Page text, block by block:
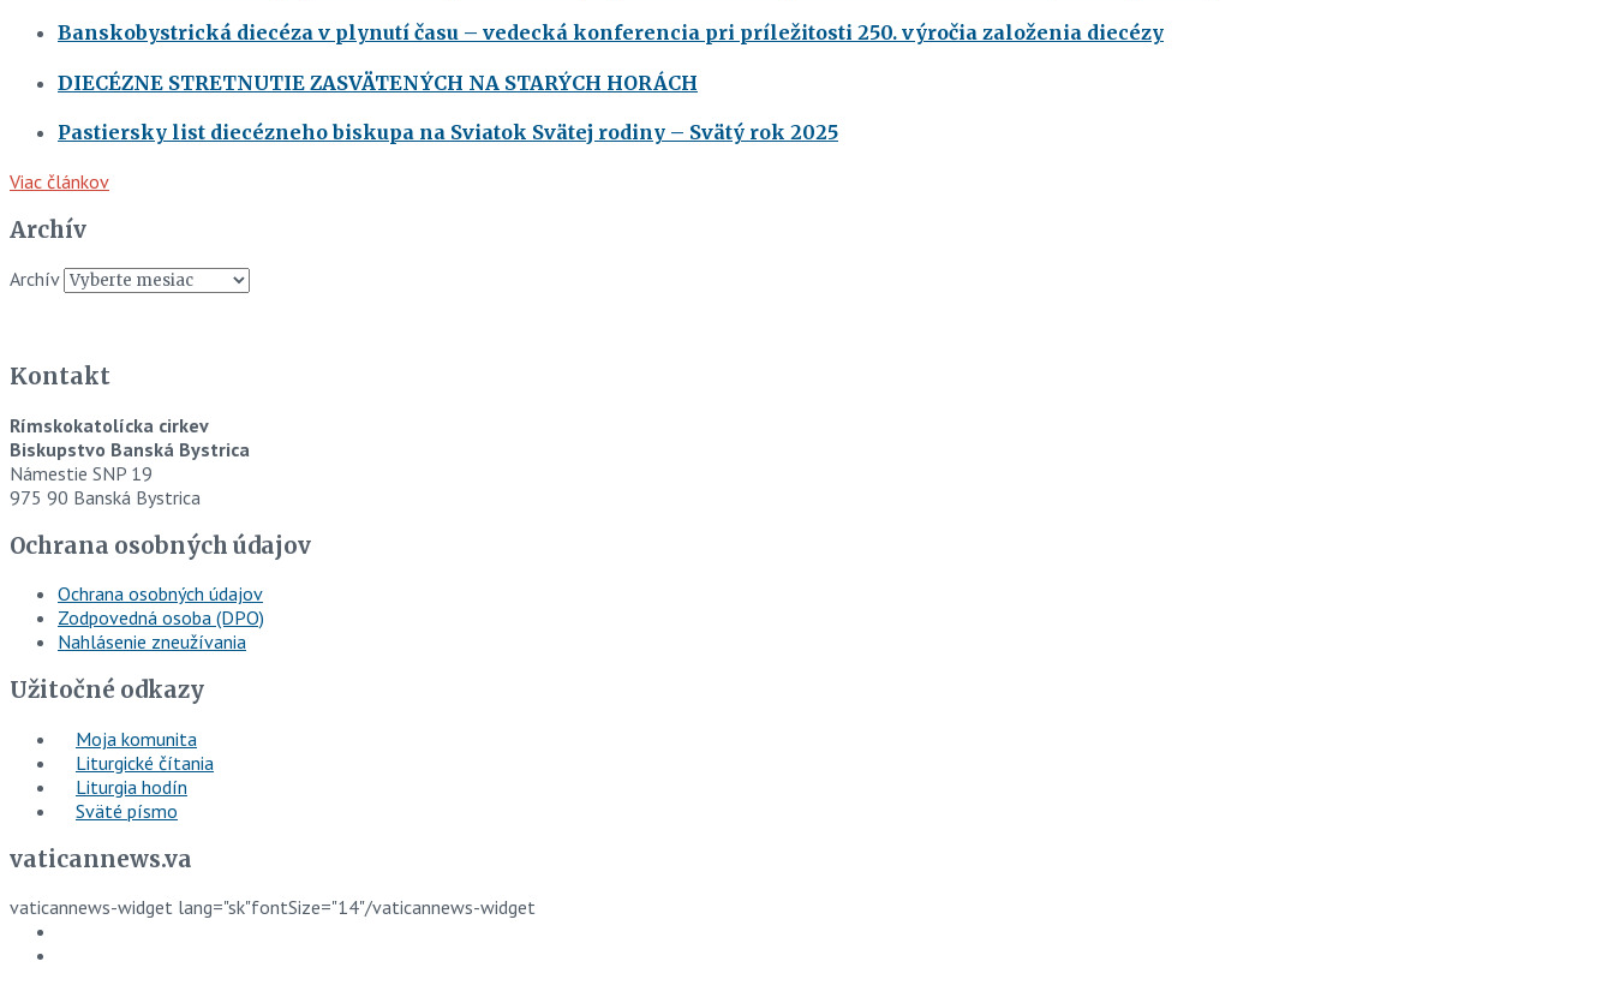
Banskobystrická diecéza v plynutí času – vedecká konferencia pri príležitosti 250. výročia založenia diecézy
DIECÉZNE STRETNUTIE ZASVÄTENÝCH NA STARÝCH HORÁCH
Pastiersky list diecézneho biskupa na Sviatok Svätej rodiny – Svätý rok 2025
Viac článkov
Archív
Archív
Kontakt
Rímskokatolícka cirkev
Biskupstvo Banská Bystrica
Námestie SNP 19
975 90 Banská Bystrica
Ochrana osobných údajov
Ochrana osobných údajov
Zodpovedná osoba (DPO)
Nahlásenie zneužívania
Užitočné odkazy
Moja komunita
Liturgické čítania
Liturgia hodín
Sväté písmo
vaticannews.va
vaticannews-widget lang="sk"fontSize="14"/vaticannews-widget